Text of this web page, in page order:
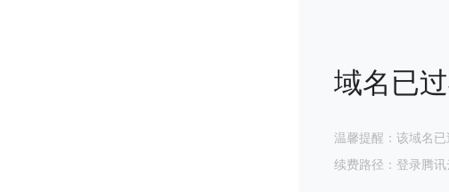
域名已
温馨提醒：该域名
续费路径：登录腾